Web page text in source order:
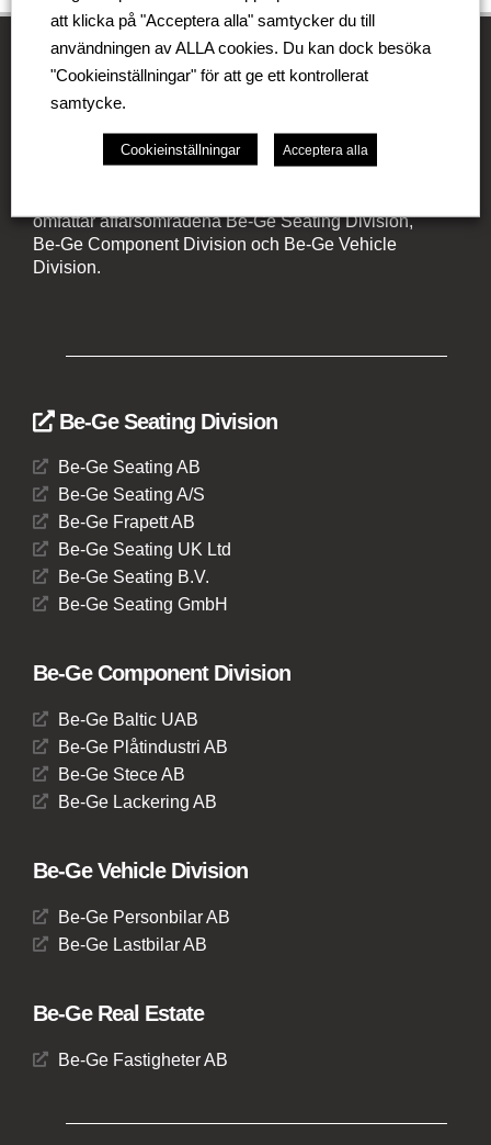
Be-Ge Koncernen
Be-Ge Koncernen är en familjeägd företagsgrupp med
omfattar affärsområdena Be-Ge Seating Division,
Be-Ge Component Division och Be-Ge Vehicle
Division.
Be-Ge Seating Division
Be-Ge Seating AB
Be-Ge Seating A/S
Be-Ge Frapett AB
Be-Ge Seating UK Ltd
Be-Ge Seating B.V.
Be-Ge Seating GmbH
Be-Ge Component Division
Be-Ge Baltic UAB
Be-Ge Plåtindustri AB
Be-Ge Stece AB
Be-Ge Lackering AB
Be-Ge Vehicle Division
Be-Ge Personbilar AB
Be-Ge Lastbilar AB
Be-Ge Real Estate
Be-Ge Fastigheter AB
att klicka på "Acceptera alla" samtycker du till
användningen av ALLA cookies. Du kan dock besöka
"Cookieinställningar" för att ge ett kontrollerat
samtycke.
Cookieinställningar Acceptera alla